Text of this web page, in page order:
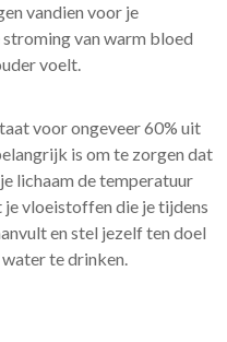
vandien voor je
van warm bloed
voelt.
voor ongeveer 60% uit
is om te zorgen dat
lichaam de temperatuur
vloeistoffen die je tijdens
en stel jezelf ten doel
te drinken.